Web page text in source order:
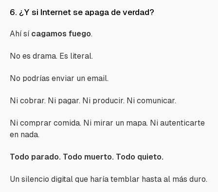
6. ¿Y si Internet se apaga de verdad?
Ahí sí cagamos fuego.
No es drama. Es literal.
No podrías enviar un email.
Ni cobrar. Ni pagar. Ni producir. Ni comunicar.
Ni comprar comida. Ni mirar un mapa. Ni autenticarte
en nada.
Todo parado. Todo muerto. Todo quieto.
Un silencio digital que haría temblar hasta al más duro.